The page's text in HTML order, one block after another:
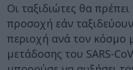
Οι ταξιδιώτες θα
προσοχή εάν
περιοχή ανά τον κόσμο
μετάδοσης του SARS-